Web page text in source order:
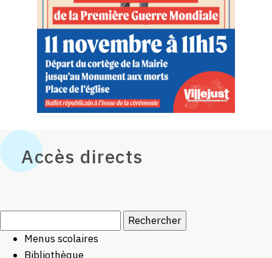
Accès directs
Menus scolaires
Bibliothèque